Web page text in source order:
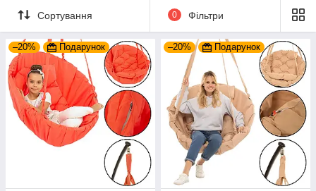
Сортування 0 Фільтри
–20% Подарунок –20% Подарунок